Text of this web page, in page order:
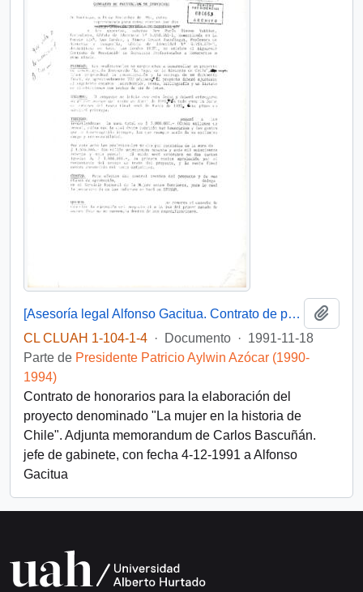
[Asesoría legal Alfonso Gacitua. Contrato de prestación de servicios]
CL CLUAH 1-104-1-4 · Documento · 1991-11-18
Parte de Presidente Patricio Aylwin Azócar (1990-
1994)
Contrato de honorarios para la elaboración del
proyecto denominado "La mujer en la historia de
Chile". Adjunta memorandum de Carlos Bascuñán.
jefe de gabinete, con fecha 4-12-1991 a Alfonso
Gacitua